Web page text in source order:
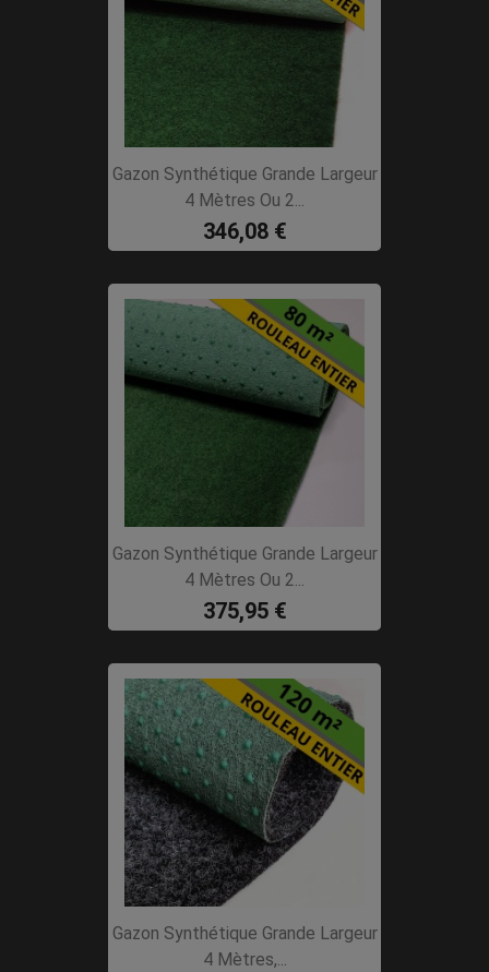
Gazon Synthétique Grande Largeur
4 Mètres Ou 2...
346,08 €
Gazon Synthétique Grande Largeur
4 Mètres Ou 2...
375,95 €
Gazon Synthétique Grande Largeur
4 Mètres,...